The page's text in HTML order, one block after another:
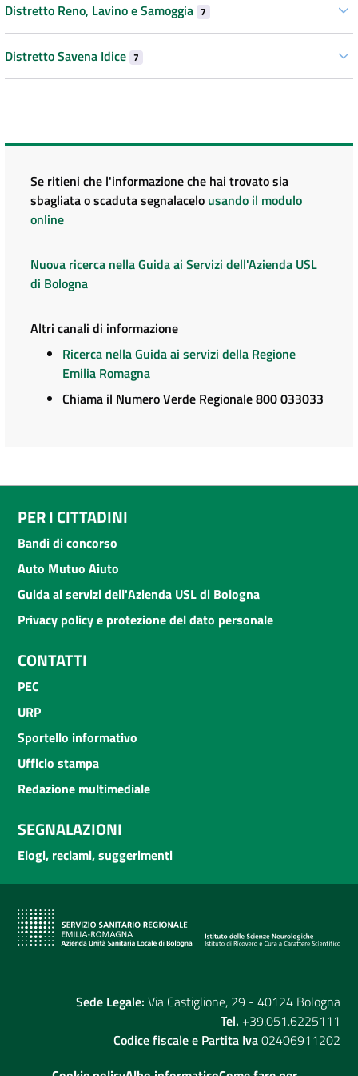
Distretto Reno, Lavino e Samoggia 7
Distretto Savena Idice 7
Se ritieni che l'informazione che hai trovato sia
sbagliata o scaduta segnalacelo usando il modulo
online
Nuova ricerca nella Guida ai Servizi dell'Azienda USL
di Bologna
Altri canali di informazione
Ricerca nella Guida ai servizi della Regione
Emilia Romagna
Chiama il Numero Verde Regionale 800 033033
PER I CITTADINI
Bandi di concorso
Auto Mutuo Aiuto
Guida ai servizi dell'Azienda USL di Bologna
Privacy policy e protezione del dato personale
CONTATTI
PEC
URP
Sportello informativo
Ufficio stampa
Redazione multimediale
SEGNALAZIONI
Elogi, reclami, suggerimenti
Sede Legale: Via Castiglione, 29 - 40124 Bologna
Tel. +39.051.6225111
Codice fiscale e Partita Iva02406911202